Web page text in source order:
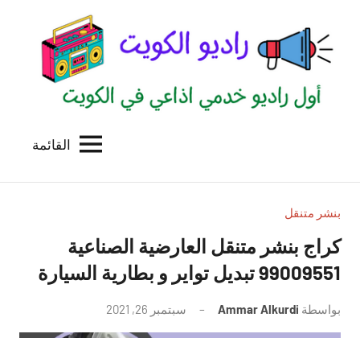
المحتوى
الكويت
للاعلانات
بالكويت
القائمة
بنشر متنقل
كراج بنشر متنقل العارضية الصناعية
99009551‬ تبديل تواير و بطارية السيارة
بواسطة Ammar Alkurdi سبتمبر 26, 2021
توجد